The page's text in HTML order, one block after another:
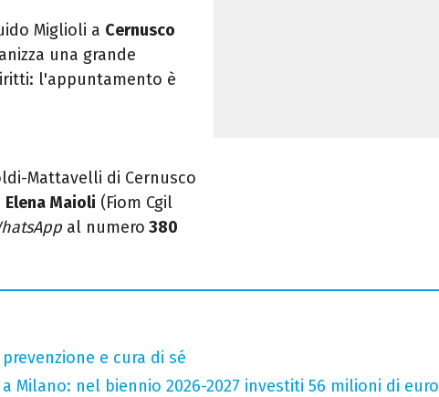
Miglioli a Cernusco
una grande
l'appuntamento è
Mattavelli di Cernusco
Elena Maioli (Fiom Cgil
al numero 380
e cura di sé
Milano: nel biennio 2026-2027 investiti 56 milioni di euro